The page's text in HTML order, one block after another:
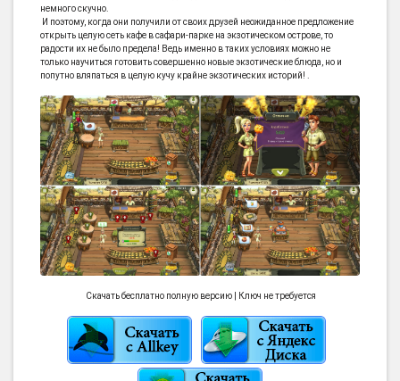
немного скучно.
И поэтому, когда они получили от своих друзей неожиданное предложение
открыть целую сеть кафе в сафари-парке на экзотическом острове, то
радости их не было предела! Ведь именно в таких условиях можно не
только научиться готовить совершенно новые экзотические блюда, но и
попутно вляпаться в целую кучу крайне экзотических историй! .
Скачать бесплатно полную версию | Ключ не требуется